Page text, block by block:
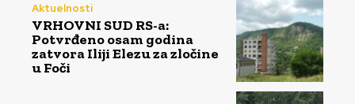
Aktuelnosti
VRHOVNI SUD RS-a:
Potvrđeno osam godina
zatvora Iliji Elezu za zločine
u Foči